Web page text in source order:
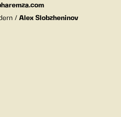
/ Alex Slobzheninov